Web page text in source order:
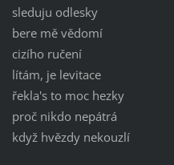
sleduju odlesky
bere mě vědomí
cizího ručení
lítám, je levitace
řekla's to moc hezky
proč nikdo nepátrá
když hvězdy nekouzlí